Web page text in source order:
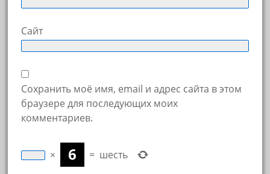
Сайт
Сохранить моё имя, email и адрес сайта в этом
браузере для последующих моих
комментариев.
× = шесть